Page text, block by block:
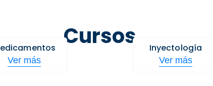
Cursos
Ver más
Inyectología
Ver más